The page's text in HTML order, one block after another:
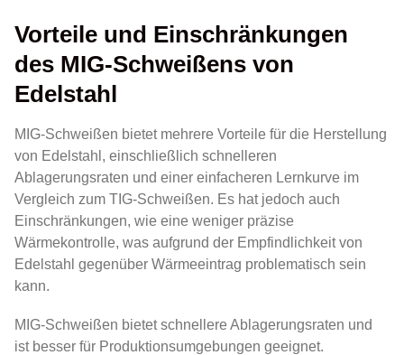
Vorteile und Einschränkungen
des MIG-Schweißens von
Edelstahl
MIG-Schweißen bietet mehrere Vorteile für die Herstellung
von Edelstahl, einschließlich schnelleren
Ablagerungsraten und einer einfacheren Lernkurve im
Vergleich zum TIG-Schweißen. Es hat jedoch auch
Einschränkungen, wie eine weniger präzise
Wärmekontrolle, was aufgrund der Empfindlichkeit von
Edelstahl gegenüber Wärmeeintrag problematisch sein
kann.
MIG-Schweißen bietet schnellere Ablagerungsraten und
ist besser für Produktionsumgebungen geeignet.